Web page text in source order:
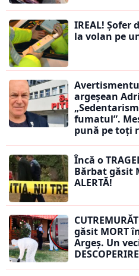
IREAL! Șofer
la volan pe
argeșean
fumatul”.
pună pe toți
Încă o
Bărbat găsit
ALERTĂ!
găsit MORT
Argeș. Un